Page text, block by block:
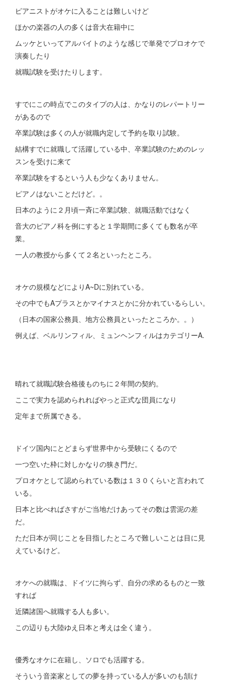
ピアニストがオケに入ることは難しいけど
ほかの楽器の人の多くは音大在籍中に
ムッケといってアルバイトのような感じで単発でプロオケで
演奏したり
就職試験を受けたりします。
すでにこの時点でこのタイプの人は、かなりのレパートリー
があるので
卒業試験は多くの人が就職内定して予約を取り試験。
結構すでに就職して活躍している中、卒業試験のためのレッ
スンを受けに来て
卒業試験をするという人も少なくありません。
ピアノはないことだけど。。
日本のように２月頃一斉に卒業試験、就職活動ではなく
音大のピアノ科を例にすると１学期間に多くても数名が卒
業。
一人の教授から多くて２名といったところ。
オケの規模などによりA~Dに別れている。
その中でもAプラスとかマイナスとかに分かれているらしい。
（日本の国家公務員、地方公務員といったところか。。）
例えば、ベルリンフィル、ミュンヘンフィルはカテゴリーA.
晴れて就職試験合格後ものちに２年間の契約。
ここで実力を認められればやっと正式な団員になり
定年まで所属できる。
ドイツ国内にとどまらず世界中から受験にくるので
一つ空いた枠に対しかなりの狭き門だ。
プロオケとして認められている数は１３０くらいと言われて
いる。
日本と比べればさすがご当地だけあってその数は雲泥の差
だ。
ただ日本が同じことを目指したところで難しいことは目に見
えているけど。
オケへの就職は、ドイツに拘らず、自分の求めるものと一致
すれば
近隣諸国へ就職する人も多い。
この辺りも大陸ゆえ日本と考えは全く違う。
優秀なオケに在籍し、ソロでも活躍する。
そういう音楽家としての夢を持っている人が多いのも頷け